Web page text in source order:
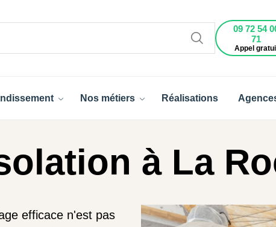
09 72 54
71
Appel
Nos métiers Réalisations
à La
efficace n'est pas